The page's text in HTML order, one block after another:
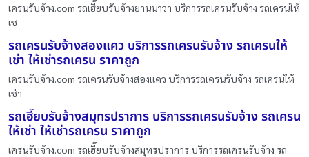
เครนรับจ้าง.com รถเฮี๊ยบรับจ้างยานนาวา บริการรถเครนรับจ้าง รถเครนให้
เช
รถเครนรับจ้างสองแคว บริการรถเครนรับจ้าง รถเครนให้
เช่า ให้เช่ารถเครน ราคาถูก
เครนรับจ้าง.com รถเครนรับจ้างสองแคว บริการรถเครนรับจ้าง รถเครนให้
เช่า
รถเฮี๊ยบรับจ้างสมุทรปราการ บริการรถเครนรับจ้าง รถเครน
ให้เช่า ให้เช่ารถเครน ราคาถูก
เครนรับจ้าง.com รถเฮี๊ยบรับจ้างสมุทรปราการ บริการรถเครนรับจ้าง รถ